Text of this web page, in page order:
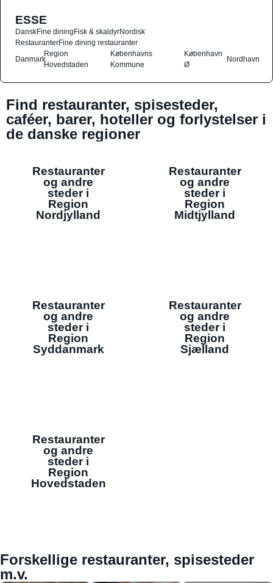
ESSE
DanskFine diningFisk & skaldyrNordisk
RestauranterFine dining restauranter
Danmark
Region
Hovedstaden
Københavns
Kommune
København
Ø
Nordhavn
Find restauranter, spisesteder,
caféer, barer, hoteller og forlystelser i
de danske regioner
Restauranter
og andre
steder i
Region
Nordjylland
Restauranter
og andre
steder i
Region
Midtjylland
Restauranter
og andre
steder i
Region
Syddanmark
Restauranter
og andre
steder i
Region
Sjælland
Restauranter
og andre
steder i
Region
Hovedstaden
Forskellige restauranter, spisesteder
m.v.